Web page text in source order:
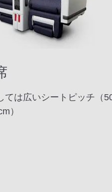
ては広いシートピッチ（
）